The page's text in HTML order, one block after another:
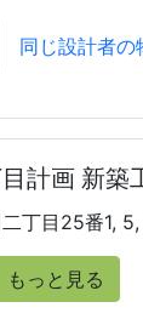
同じ設計者の
計画 新築
丁目25番1,
もっと見る